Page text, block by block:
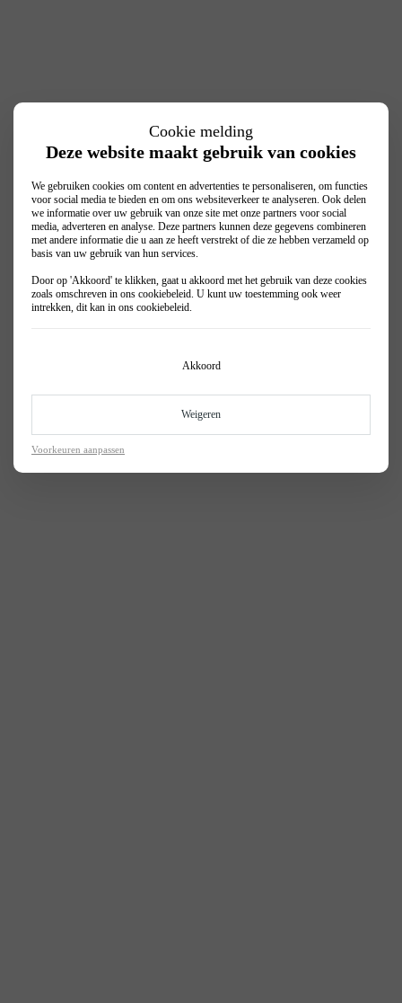
Cookie melding
Deze website maakt gebruik van cookies
We gebruiken cookies om content en advertenties te personaliseren, om functies
voor social media te bieden en om ons websiteverkeer te analyseren. Ook delen
we informatie over uw gebruik van onze site met onze partners voor social
media, adverteren en analyse. Deze partners kunnen deze gegevens combineren
met andere informatie die u aan ze heeft verstrekt of die ze hebben verzameld op
basis van uw gebruik van hun services.
Door op 'Akkoord' te klikken, gaat u akkoord met het gebruik van deze cookies
zoals omschreven in ons cookiebeleid . U kunt uw toestemming ook weer
intrekken, dit kan in ons cookiebeleid
Akkoord
Weigeren
Voorkeuren aanpassen